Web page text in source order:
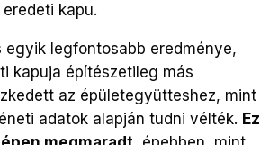
kapu.
egyik legfontosabb eredménye,
kapuja építészetileg más
az épületegyütteshez, mint
adatok alapján tudni vélték. Ez